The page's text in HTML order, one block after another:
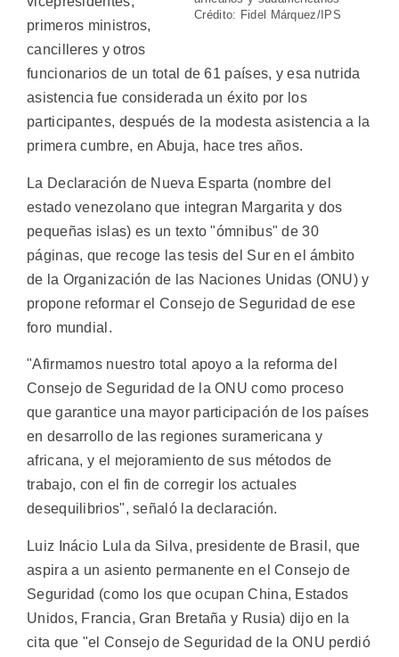
Crédito: Fidel Márquez/IPS
primeros ministros,
cancilleres y otros
funcionarios de un total de 61 países, y esa nutrida
asistencia fue considerada un éxito por los
participantes, después de la modesta asistencia a la
primera cumbre, en Abuja, hace tres años.
La Declaración de Nueva Esparta (nombre del
estado venezolano que integran Margarita y dos
pequeñas islas) es un texto "ómnibus" de 30
páginas, que recoge las tesis del Sur en el ámbito
de la Organización de las Naciones Unidas (ONU) y
propone reformar el Consejo de Seguridad de ese
foro mundial.
"Afirmamos nuestro total apoyo a la reforma del
Consejo de Seguridad de la ONU como proceso
que garantice una mayor participación de los países
en desarrollo de las regiones suramericana y
africana, y el mejoramiento de sus métodos de
trabajo, con el fin de corregir los actuales
desequilibrios", señaló la declaración.
Luiz Inácio Lula da Silva, presidente de Brasil, que
aspira a un asiento permanente en el Consejo de
Seguridad (como los que ocupan China, Estados
Unidos, Francia, Gran Bretaña y Rusia) dijo en la
cita que "el Consejo de Seguridad de la ONU perdió